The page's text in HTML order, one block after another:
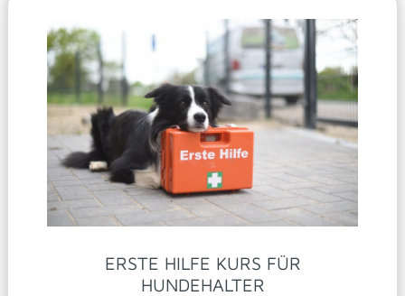
ERSTE HILFE KURS FÜR
HUNDEHALTER